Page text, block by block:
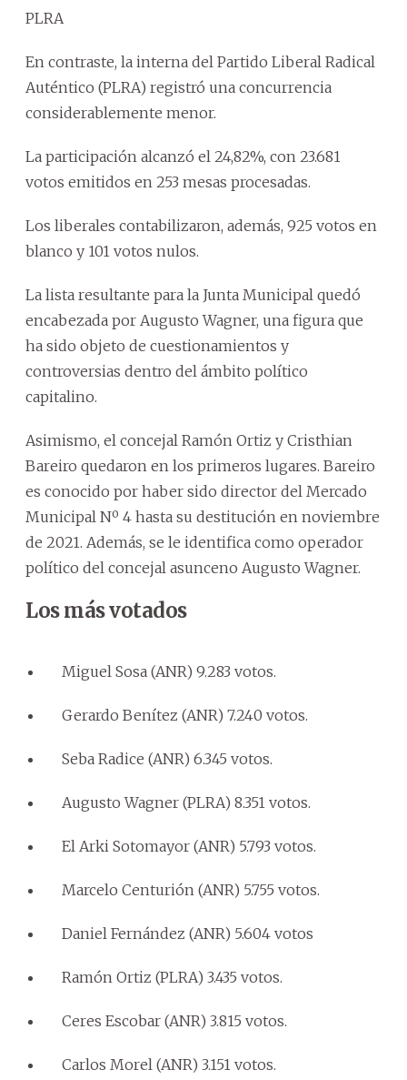
PLRA
En contraste, la interna del Partido Liberal Radical
Auténtico (PLRA) registró una concurrencia
considerablemente menor.
La participación alcanzó el 24,82%, con 23.681
votos emitidos en 253 mesas procesadas.
Los liberales contabilizaron, además, 925 votos en
blanco y 101 votos nulos.
La lista resultante para la Junta Municipal quedó
encabezada por Augusto Wagner, una figura que
ha sido objeto de cuestionamientos y
controversias dentro del ámbito político
capitalino.
Asimismo, el concejal Ramón Ortiz y Cristhian
Bareiro quedaron en los primeros lugares. Bareiro
es conocido por haber sido director del Mercado
Municipal Nº 4 hasta su destitución en noviembre
de 2021. Además, se le identifica como operador
político del concejal asunceno Augusto Wagner.
Los más votados
Miguel Sosa (ANR) 9.283 votos.
Gerardo Benítez (ANR) 7.240 votos.
Seba Radice (ANR) 6.345 votos.
Augusto Wagner (PLRA) 8.351 votos.
El Arki Sotomayor (ANR) 5.793 votos.
Marcelo Centurión (ANR) 5.755 votos.
Daniel Fernández (ANR) 5.604 votos
Ramón Ortiz (PLRA) 3.435 votos.
Ceres Escobar (ANR) 3.815 votos.
Carlos Morel (ANR) 3.151 votos.